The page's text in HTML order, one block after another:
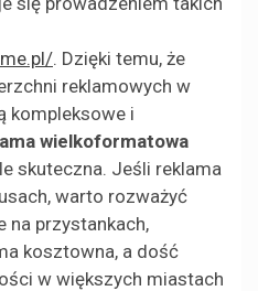
. Dzięki temu, że
reklamowych w
kompleksowe i
wielkoformatowa
skuteczna. Jeśli reklama
warto rozważyć
na przystankach,
kosztowna, a dość
w większych miastach